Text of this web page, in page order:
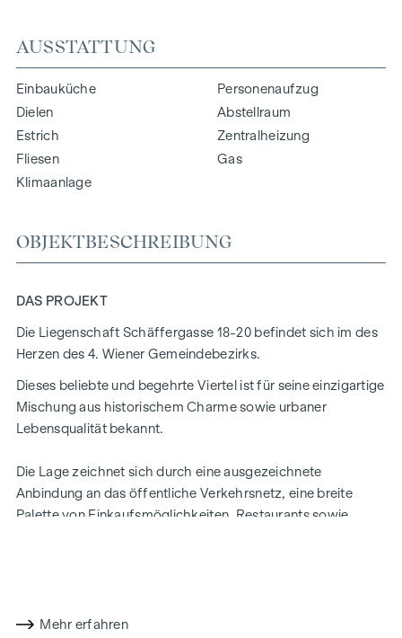
AUSSTATTUNG
Einbauküche
Dielen
Estrich
Fliesen
Klimaanlage
Personenaufzug
Abstellraum
Zentralheizung
Gas
OBJEKTBESCHREIBUNG
DAS PROJEKT
Die Liegenschaft Schäffergasse 18-20 befindet sich im des
Herzen des 4. Wiener Gemeindebezirks.
Dieses beliebte und begehrte Viertel ist für seine einzigartige
Mischung aus historischem Charme sowie urbaner
Lebensqualität bekannt.
Die Lage zeichnet sich durch eine ausgezeichnete
Anbindung an das öffentliche Verkehrsnetz, eine breite
Palette von Einkaufsmöglichkeiten, Restaurants sowie
lebendiges Flair verleihen.
Mehr erfahren